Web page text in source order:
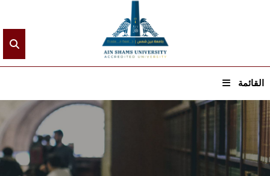
القائمة
الرئيسيـة
عن الجامعة